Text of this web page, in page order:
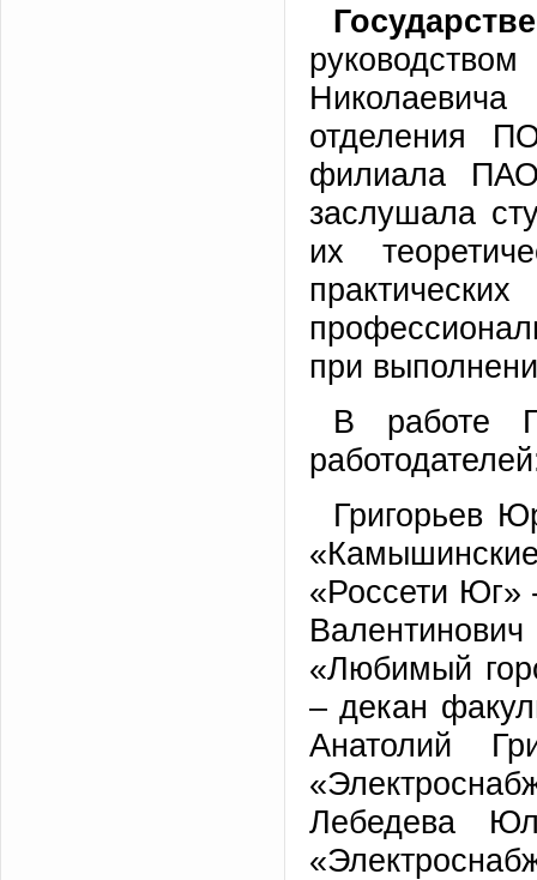
отделения
филиала ПАО
заслушала
их
при
В работе
Григорьев
«Россети Юг»
«Любимый
– декан
Анатолий
Лебедева